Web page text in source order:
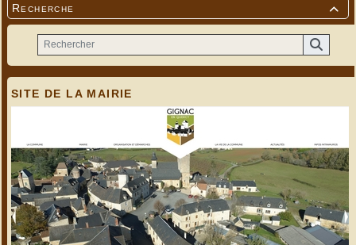

Recherche
SITE DE LA MAIRIE